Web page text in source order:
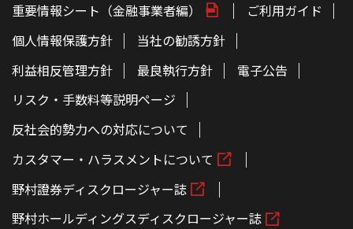
重要情報シート（金融事業者編）
ご利用ガイド
個人情報保護方針
当社の勧誘方針
利益相反管理方針
最良執行方針
電子公告
リスク・手数料等説明ページ
反社会的勢力への対応について
カスタマー・ハラスメントについて
野村證券ディスクロージャー誌
野村ホールディングスディスクロージャー誌